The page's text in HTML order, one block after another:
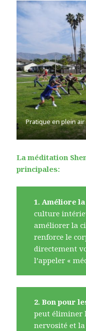
Pratique en plein air
La méditation
principales:
1. Améliore
culture
améliorer la
renforce le
directement
l’appeler «
2. Bon pour
peut éliminer
nervosité et la